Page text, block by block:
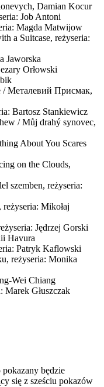
Damian Kocur
Job Antoni
Magda Matwijow
a Suitcase, reżyseria:
Jaworska
Orłowski
/ Металевий Присмак,
Bartosz Stankiewicz
/ Můj drahý synovec,
About You Scares
on the Clouds,
szemben, reżyseria:
Mikołaj
Jędrzej Gorski
Havura
Patryk Kaflowski
reżyseria: Monika
Wei Chiang
Marek Głuszczak
będzie
się z sześciu pokazów